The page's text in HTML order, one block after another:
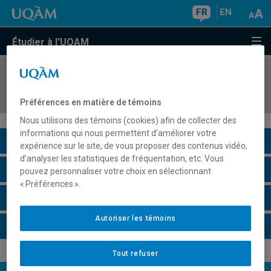
FR EN
Étudier à l'UQAM
COURS//
Description du cours
Horaire - Été 2026
Préférences en matière de témoins
Nous utilisons des témoins (cookies) afin de collecter des
informations qui nous permettent d’améliorer votre
expérience sur le site, de vous proposer des contenus vidéo,
d’analyser les statistiques de fréquentation, etc. Vous
pouvez personnaliser votre choix en sélectionnant
« Préférences ».
Tout refuser
Autoriser les témoins